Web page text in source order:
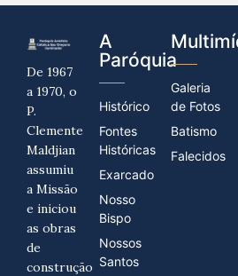
De 1967
a 1970, o
P.
Clemente
Maldjian
assumiu
a Missão
e iniciou
as obras
de
construção
A
Paróquia
Histórico
Fontes
Históricas
Exarcado
Nosso
Bispo
Nossos
Santos
Galeria
de Fotos
Batismo
Falecidos